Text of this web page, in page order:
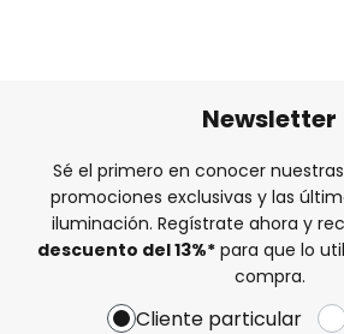
Newsletter
Sé el primero en conocer
promociones exclusivas y las
iluminación. Regístrate ahora y
descuento del13%* para que lo
compra.
Cliente particular